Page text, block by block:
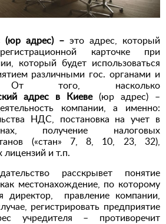
(юр адрес) – это адрес, который
карточке при
который будет использоваться
различными гос. органами и
От того, насколько
адрес в Киеве(юр адрес) –
компании, а именно:
НДС, постановка на учет в
получение налоговых
(«стан» 7, 8, 10, 23, 32),
лицензий и т.п.
расскрывет понятие
местонахождение, по которому
директор, правление компании,
регистрировать предприятие
учредителя – противоречит